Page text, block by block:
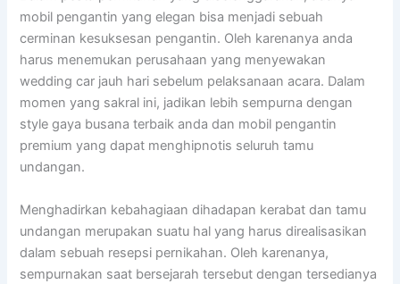
mobil pengantin yang elegan bisa menjadi sebuah
cerminan kesuksesan pengantin. Oleh karenanya anda
harus menemukan perusahaan yang menyewakan
wedding car jauh hari sebelum pelaksanaan acara. Dalam
momen yang sakral ini, jadikan lebih sempurna dengan
style gaya busana terbaik anda dan mobil pengantin
premium yang dapat menghipnotis seluruh tamu
undangan.
Menghadirkan kebahagiaan dihadapan kerabat dan tamu
undangan merupakan suatu hal yang harus direalisasikan
dalam sebuah resepsi pernikahan. Oleh karenanya,
sempurnakan saat bersejarah tersebut dengan tersedianya